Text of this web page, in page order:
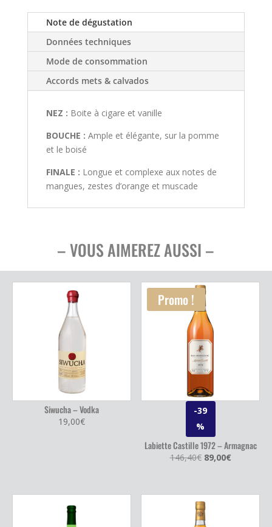
Note de dégustation
Données techniques
Mode de consommation
Accords mets & calvados
NEZ : Boite à cigare et vanille
BOUCHE : Ample et élégante, sur la pomme
et le boisé
FINALE : Longue et complexe aux notes de
mangues, zestes d’orange et muscade
– VOUS AIMEREZ AUSSI –
Siwucha – Vodka
19,00€
Promo !
-39
%
Labiette Castille 1972 – Armagnac
146,40€ Le
était :
146,40€.
89,00€Le